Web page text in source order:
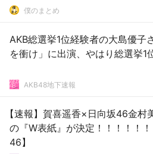
僕のまとめ
AKB総選挙1位経験者の大島優子
を衝け」に出演、やはり総選挙1
AKB48地下速報
【速報】賀喜遥香×日向坂46金村
の『W表紙』が決定！！！！！
46】